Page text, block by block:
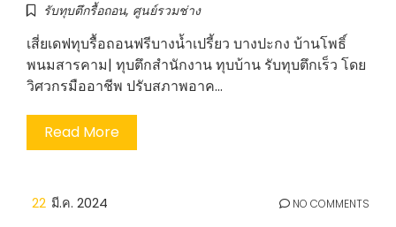
รับทุบตึกรื้อถอน, ศูนย์รวมช่าง
เสี่ยเดฟทุบรื้อถอนฟรีบางน้ำเปรี้ยว บางปะกง บ้านโพธิ์
พนมสารคาม| ทุบตึกสำนักงาน ทุบบ้าน รับทุบตึกเร็ว โดย
วิศวกรมืออาชีพ ปรับสภาพอาค…
Read More
22 มี.ค. 2024 NO COMMENTS